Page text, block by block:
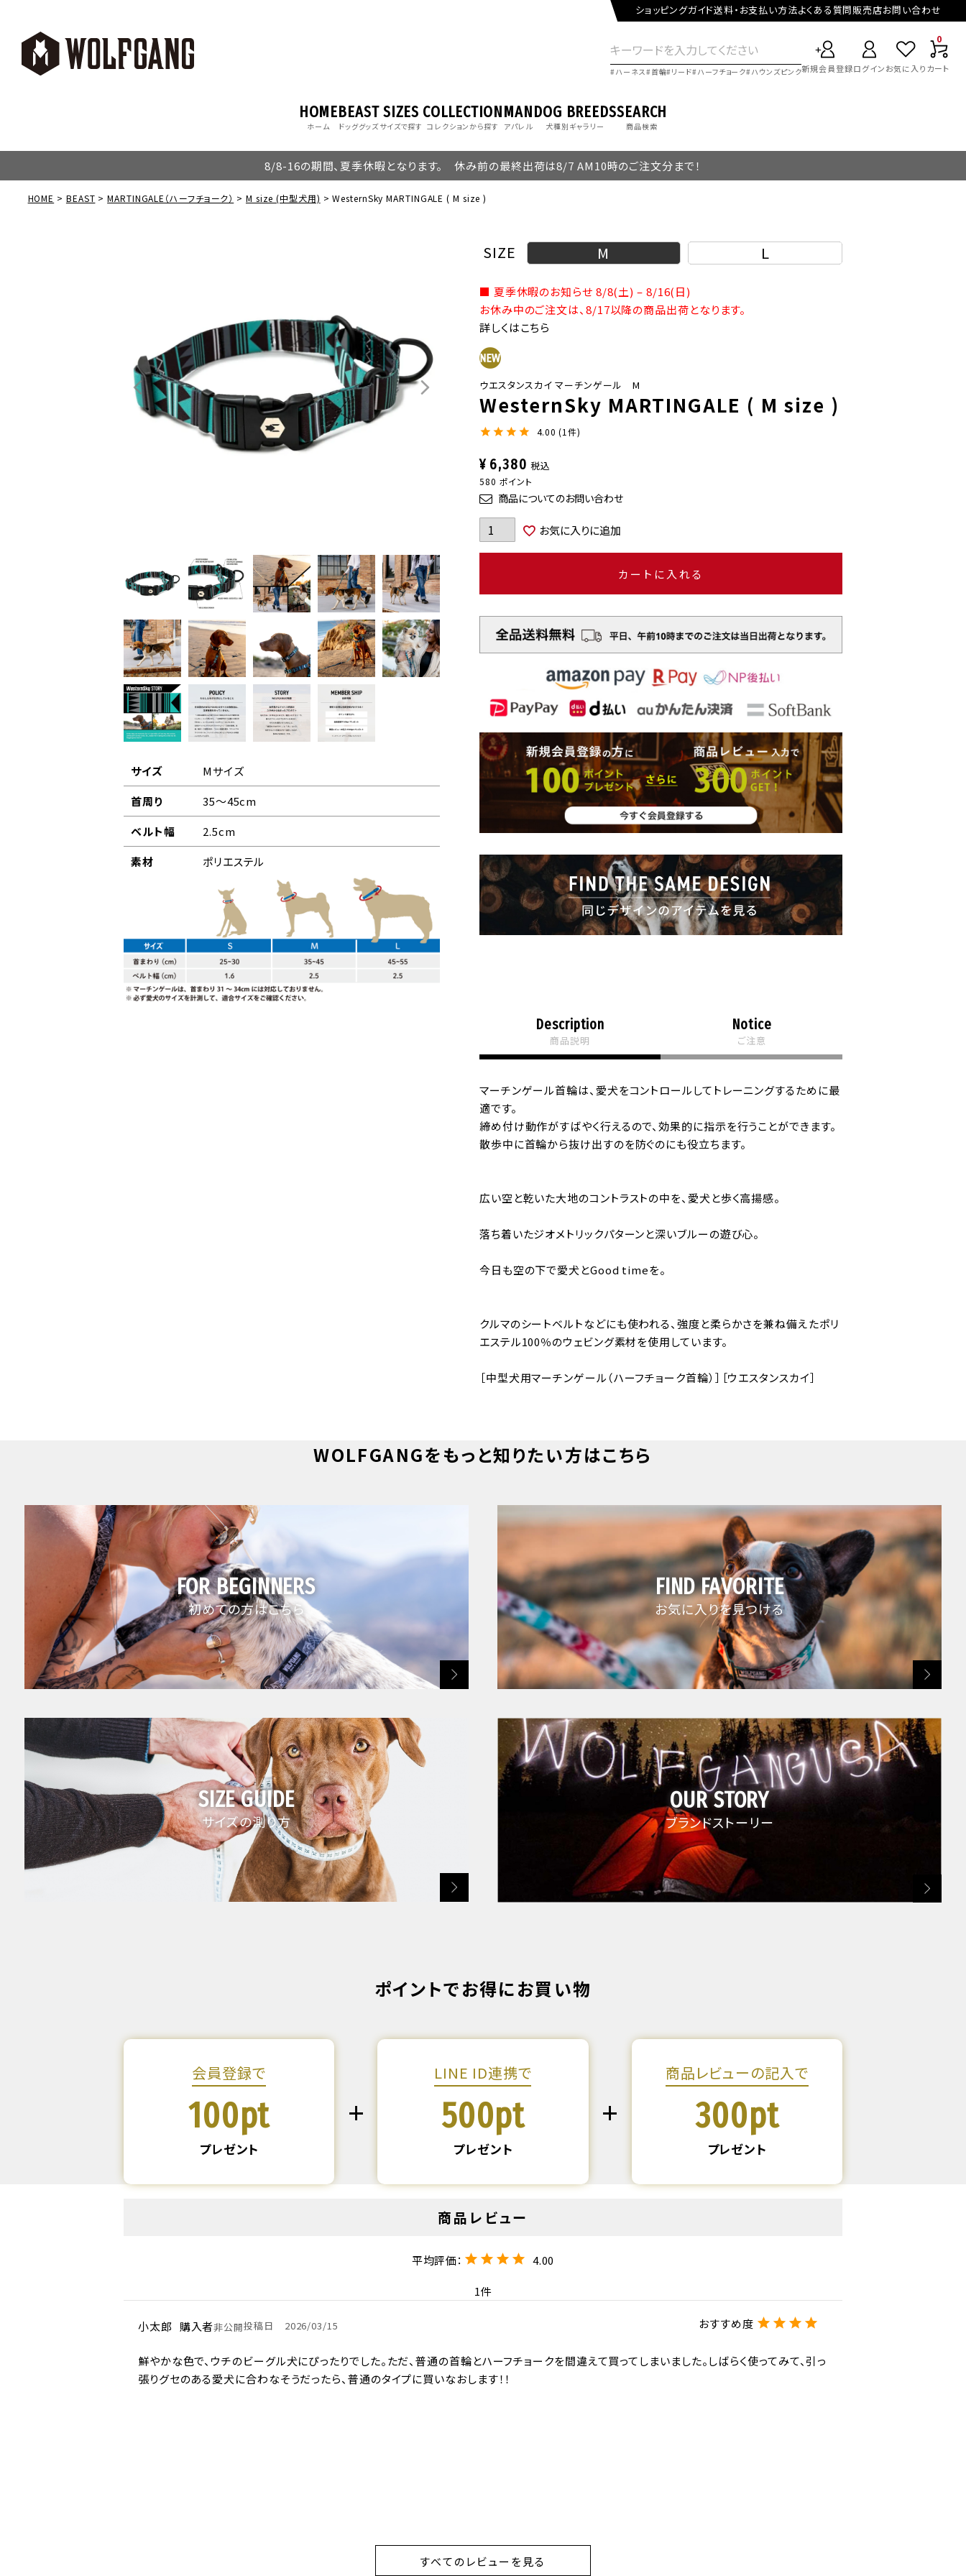
ショッピングガイド送料・お支払い方法よくある質問販売店お問い合わせ
ハーネス 首輪 リード ハーフチョーク ハウンズピンク新規会員登録ログインお気に入り
0
カート
HOME
ホーム
BEAST
ドッググッズ
SIZES
サイズで探す
COLLECTION
コレクションから探す
MAN
アパレル
DOG BREEDS
犬種別ギャラリー
SEARCH
商品検索
8/8-16の期間、夏季休暇となります。 休み前の最終出荷は8/7 AM10時のご注文分まで！
HOME BEAST MARTINGALE（ハーフチョーク） M size (中型犬用) WesternSky MARTINGALE ( M size )
サイズ
Mサイズ
首周り
35～45cm
ベルト幅
2.5cm
素材
ポリエステル
SIZE M L
■ 夏季休暇のお知らせ 8/8(土) – 8/16(日)
お休み中のご注文は、8/17以降の商品出荷となります。
詳しくはこちら
ウエスタンスカイ マーチンゲール M
WesternSky MARTINGALE ( M size )
4.00 1
¥ 6,380 税込
580 ポイント
商品についてのお問い合わせ
お気に入りに追加
カートに入れる
Description
商品説明
Notice
ご注意
マーチンゲール首輪は、愛犬をコントロールしてトレーニングするために最
適です。
締め付け動作がすばやく行えるので、効果的に指示を行うことができます。
散歩中に首輪から抜け出すのを防ぐのにも役立ちます。
広い空と乾いた大地のコントラストの中を、愛犬と歩く高揚感。
落ち着いたジオメトリックパターンと深いブルーの遊び心。
今日も空の下で愛犬とGood timeを。
クルマのシートベルトなどにも使われる、強度と柔らかさを兼ね備えたポリ
エステル100％のウェビング素材を使用しています。
［中型犬用マーチンゲール（ハーフチョーク首輪）］［ウエスタンスカイ］
※使用上のご注意
WOLFGANGをもっと知りたい方はこちら
FOR BEGINNERS
初めての方はこちら
FIND FAVORITE
お気に入りを見つける
SIZE GUIDE
サイズの測り方
OUR STORY
ブランドストーリー
ポイントでお得にお買い物
会員登録で
100pt
プレゼント
LINE ID連携で
500pt
プレゼント
商品レビューの記入で
300pt
プレゼント
4.00
1
小太郎 購入者非公開投稿日 2026/03/15
鮮やかな色で、ウチのビーグル犬にぴったりでした。ただ、普通の首輪とハーフチョークを間違えて買ってしまいました。しばらく使ってみて、引っ
張りグセのある愛犬に合わなそうだったら、普通のタイプに買いなおします！！
すべてのレビューを見る